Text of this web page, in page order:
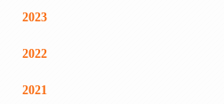
2023
2022
2021